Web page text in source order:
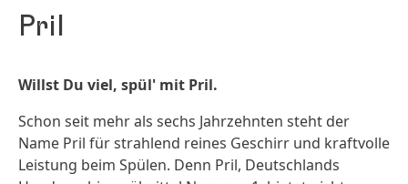
Pril
Willst Du viel, spül' mit Pril.
Schon seit mehr als sechs Jahrzehnten steht der
Name Pril für strahlend reines Geschirr und kraftvolle
Leistung beim Spülen. Denn Pril, Deutschlands